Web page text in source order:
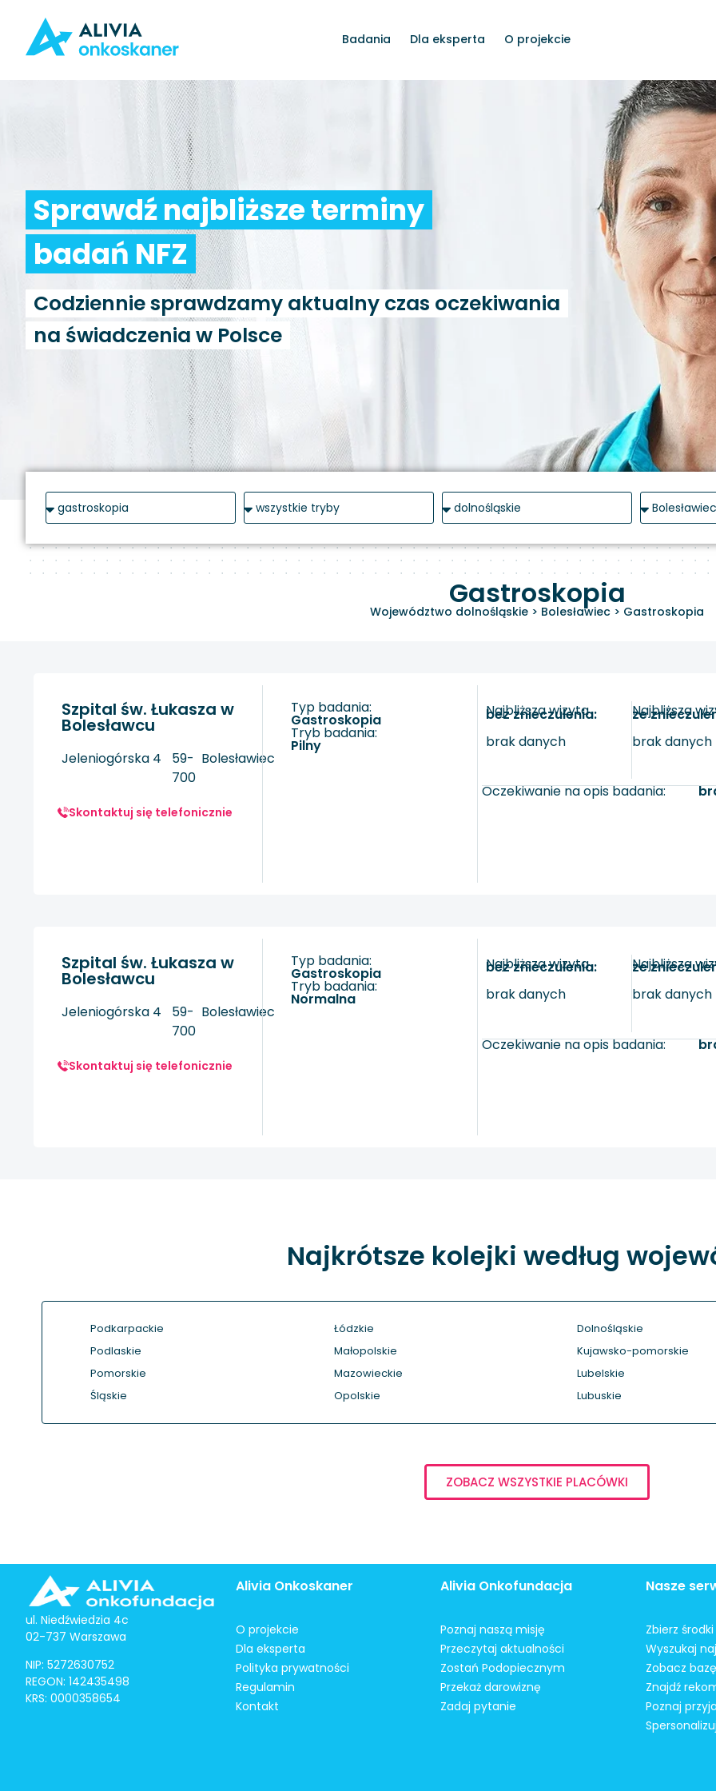
Badania Dla eksperta O projekcie
Sprawdź najbliższe terminy
badań NFZ
Codziennie sprawdzamy aktualny czas oczekiwania
na świadczenia w Polsce
Gastroskopia
Województwo dolnośląskie > Bolesławiec > Gastroskopia
Szpital św. Łukasza w
Bolesławcu
Jeleniogórska 4
59-
700
Bolesławiec
Skontaktuj się telefonicznie
Typ badania:
gastroskopia
Tryb badania:
Pilny
Najbliższa wizyta
bez znieczulenia:
brak danych
Najbliższa
ze
brak danych
Oczekiwanie na opis badania:
Szpital św. Łukasza w
Bolesławcu
Jeleniogórska 4
59-
700
Bolesławiec
Skontaktuj się telefonicznie
Typ badania:
gastroskopia
Tryb badania:
Normalna
Najbliższa wizyta
bez znieczulenia:
brak danych
Najbliższa
ze
brak danych
Oczekiwanie na opis badania:
Najkrótsze kolejki według
Podkarpackie
Podlaskie
Pomorskie
Śląskie
Łódzkie
Małopolskie
Mazowieckie
Opolskie
Dolnośląskie
Kujawsko-pomorskie
Lubelskie
Lubuskie
ZOBACZ WSZYSTKIE PLACÓWKI
ul. Niedźwiedzia 4c
02-737 Warszawa
NIP: 5272630752
REGON: 142435498
KRS: 0000358654
Alivia Onkoskaner
O projekcie
Dla eksperta
Polityka prywatności
Regulamin
Kontakt
Alivia Onkofundacja
Poznaj naszą misję
Przeczytaj aktualności
Zostań Podopiecznym
Przekaż darowiznę
Zadaj pytanie
Nasze
Zbierz
Wyszukaj
Zobacz
Znajdź
Poznaj